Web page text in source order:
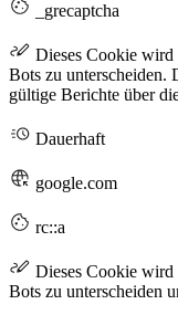
_grecaptcha
Dieses Cookie wird
Bots zu unterscheiden.
gültige Berichte über
Dauerhaft
google.com
rc::a
Dieses Cookie wird
Bots zu unterscheiden